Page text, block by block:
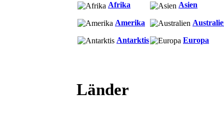
Afrika
Amerika
Antarktis
Asien
Europa
Länder